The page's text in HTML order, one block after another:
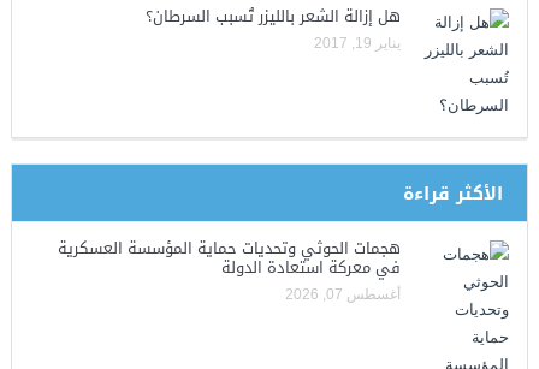
هل إزالة الشعر بالليزر تُسبب السرطان؟
يناير 19, 2017
الأكثر قراءة
هجمات الحوثي وتحديات حماية المؤسسة العسكرية
في معركة استعادة الدولة
أغسطس 07, 2026